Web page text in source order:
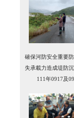
確保河防安全重要
失承載力造成堤防
111年0917及